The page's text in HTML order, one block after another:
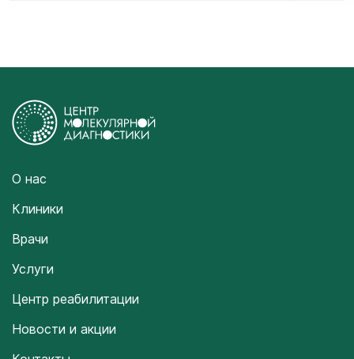
О нас
Клиники
Врачи
Услуги
Центр реабилитации
Новости и акции